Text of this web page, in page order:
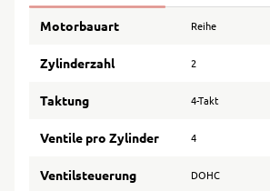
Motorbauart Reihe
Zylinderzahl 2
Taktung 4-Takt
Ventile pro Zylinder 4
Ventilsteuerung DOHC